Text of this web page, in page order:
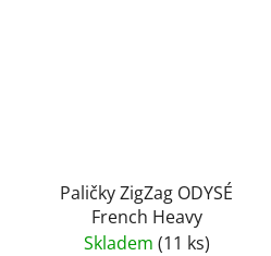
Paličky ZigZag ODYSÉ
French Heavy
Skladem (11 ks)